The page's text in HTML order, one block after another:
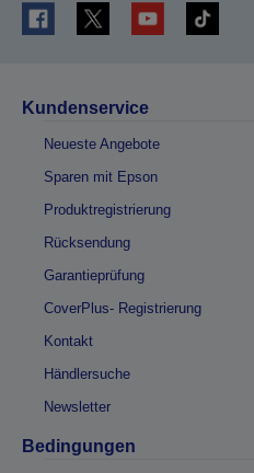
Kundenservice
Neueste Angebote
Sparen mit Epson
Produktregistrierung
Rücksendung
Garantieprüfung
CoverPlus- Registrierung
Kontakt
Händlersuche
Newsletter
Bedingungen